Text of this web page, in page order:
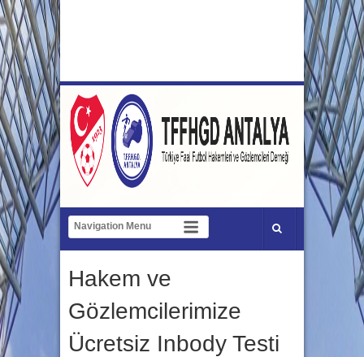
Hakem ve
Gözlemcilerimize
Ücretsiz Inbody Testi